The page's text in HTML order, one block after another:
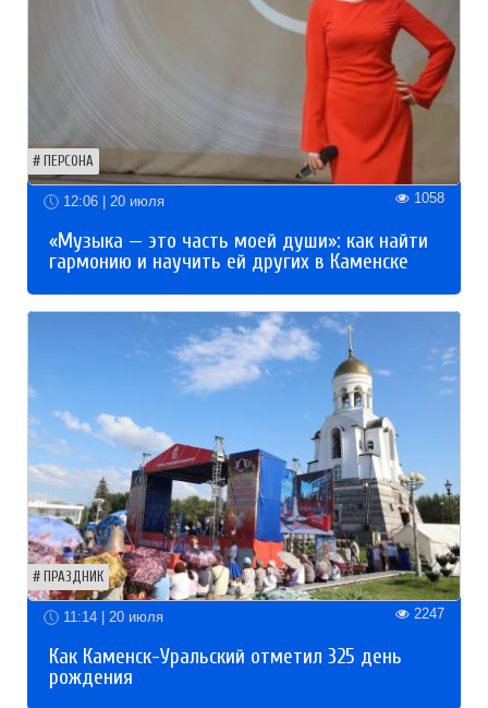
ПЕРСОНА
12:06 | 20 июля 1058
«Музыка — это часть моей души»: как найти
гармонию и научить ей других в Каменске
ПРАЗДНИК
11:14 | 20 июля 2247
Как Каменск-Уральский отметил 325 день
рождения